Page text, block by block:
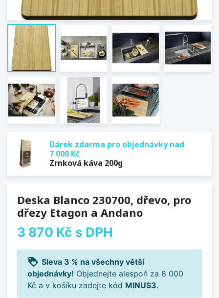
Dárek zdarma pro objednávky nad
7 000 Kč
Zrnková káva 200g
Deska Blanco 230700, dřevo, pro
dřezy Etagon a Andano
3 870 Kč s DPH
loyalty Sleva 3 % na všechny větší
objednávky! Objednejte alespoň za 8 000
Kč a v košíku zadejte kód MINUS3.